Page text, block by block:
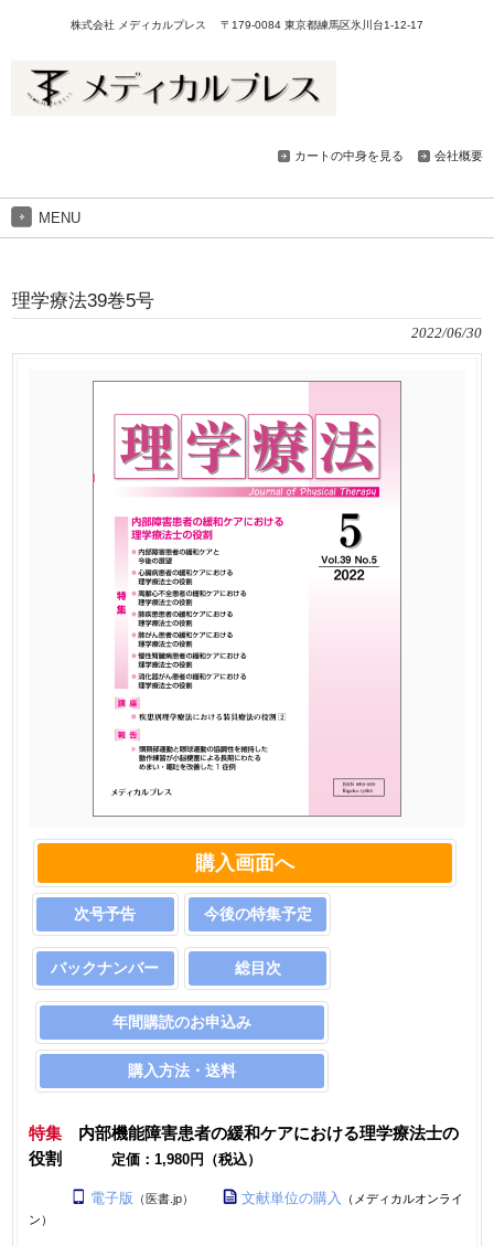
株式会社 メディカルプレス 〒179-0084 東京都練馬区氷川台1-12-17
カートの中身を見る 会社概要
MENU
理学療法39巻5号
2022/06/30
購入画面へ
次号予告 今後の特集予定
バックナンバー 総目次
年間購読のお申込み
購入方法・送料
特集 内部機能障害患者の緩和ケアにおける理学療法士の
役割
定価：1,980円（税込）
電子版 （医書.jp） 文献単位の購入
（メディカルオンライ
ン）